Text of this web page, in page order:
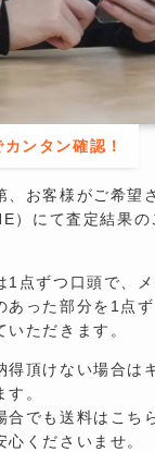
ンタン確認！
、お客様がご希望
）にて査定結果の
1点ずつ口頭で、
あった部分を1点
ただきます。
得頂けない場合は
。
合でも送料はこち
心くださいませ。